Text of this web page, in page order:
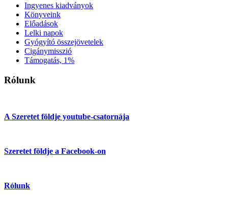
Ingyenes kiadványok
Könyveink
Előadások
Lelki napok
Gyógyító összejövetelek
Cigánymisszió
Támogatás, 1%
Rólunk
A Szeretet földje youtube-csatornája
Szeretet földje a Facebook-on
Rólunk